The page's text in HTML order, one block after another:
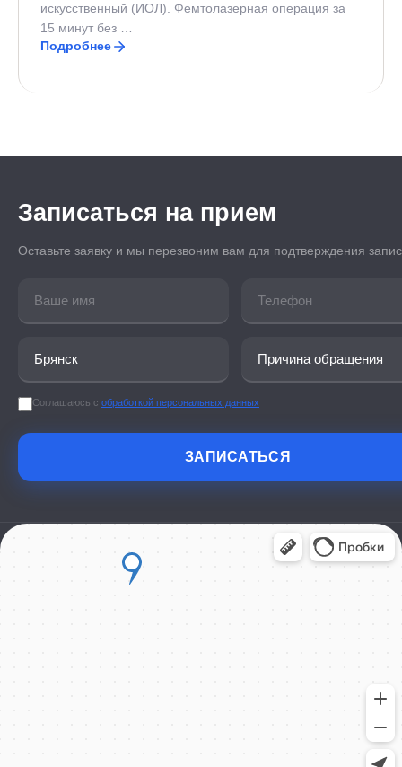
искусственный (ИОЛ). Фемтолазерная операция за
15 минут без …
Подробнее
Записаться на прием
Оставьте заявку и мы перезвоним вам для подтверждения
Соглашаюсь с обработкой персональных данных
ЗАПИСАТЬСЯ